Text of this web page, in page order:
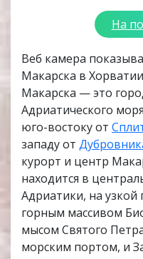
На
Веб камера
Макарска в
Макарска — это
Адриатического
юго-востоку от
западу от
курорт и центр
находится в
Адриатики, на
горным массивом
мысом Святого
морским портом, и